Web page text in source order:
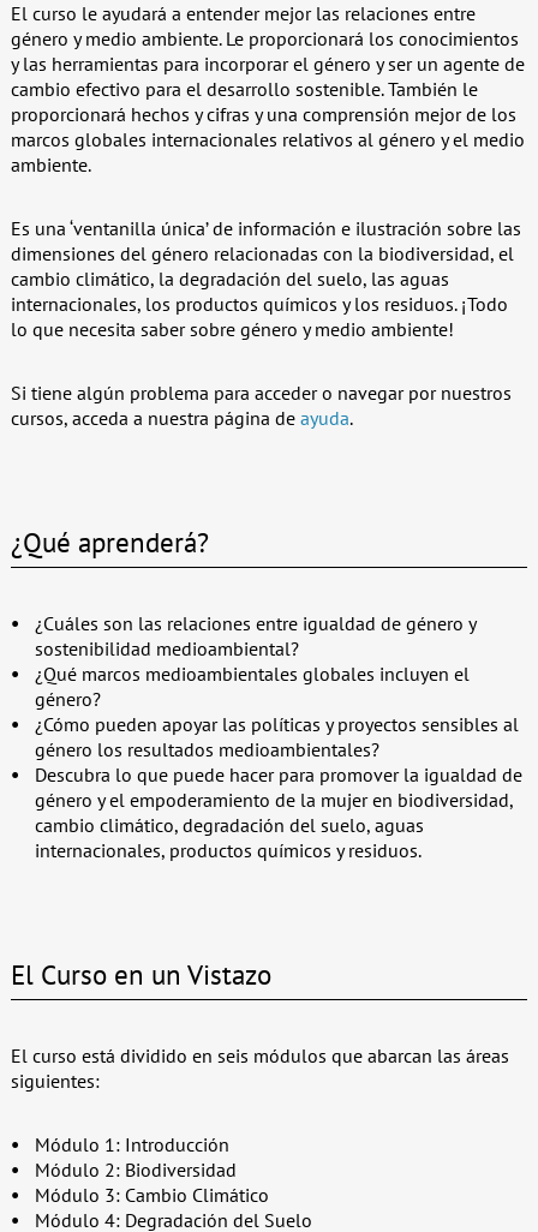
El curso le ayudará a entender mejor las relaciones entre
género y medio ambiente. Le proporcionará los conocimientos
y las herramientas para incorporar el género y ser un agente de
cambio efectivo para el desarrollo sostenible. También le
proporcionará hechos y cifras y una comprensión mejor de los
marcos globales internacionales relativos al género y el medio
ambiente.
Es una ‘ventanilla única’ de información e ilustración sobre las
dimensiones del género relacionadas con la biodiversidad, el
cambio climático, la degradación del suelo, las aguas
internacionales, los productos químicos y los residuos. ¡Todo
lo que necesita saber sobre género y medio ambiente!
Si tiene algún problema para acceder o navegar por nuestros
cursos, acceda a nuestra página de ayuda.
¿Qué aprenderá?
¿Cuáles son las relaciones entre igualdad de género y
sostenibilidad medioambiental?
¿Qué marcos medioambientales globales incluyen el
género?
¿Cómo pueden apoyar las políticas y proyectos sensibles al
género los resultados medioambientales?
Descubra lo que puede hacer para promover la igualdad de
género y el empoderamiento de la mujer en biodiversidad,
cambio climático, degradación del suelo, aguas
internacionales, productos químicos y residuos.
El Curso en un Vistazo
El curso está dividido en seis módulos que abarcan las áreas
siguientes:
Módulo 1: Introducción
Módulo 2: Biodiversidad
Módulo 3: Cambio Climático
Módulo 4: Degradación del Suelo